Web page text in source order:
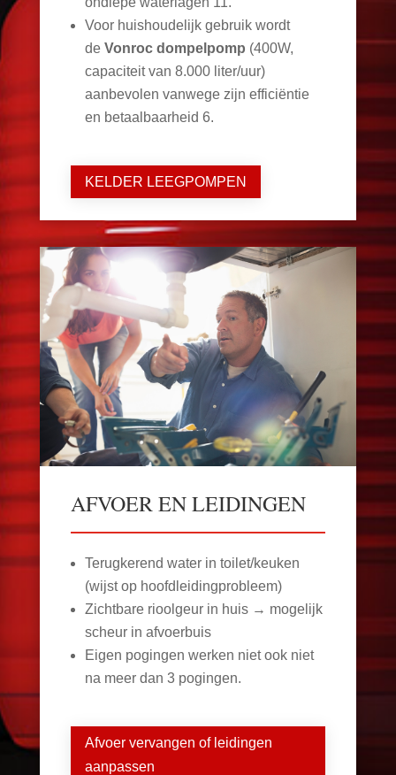
Voor huishoudelijk gebruik wordt
de Vonroc dompelpomp (400W,
capaciteit van 8.000 liter/uur)
aanbevolen vanwege zijn efficiëntie
en betaalbaarheid 6.
KELDER LEEGPOMPEN
AFVOER EN LEIDINGEN
Terugkerend water in toilet/keuken
(wijst op hoofdleidingprobleem)
Zichtbare rioolgeur in huis → mogelijk
scheur in afvoerbuis
Eigen pogingen werken niet ook niet
na meer dan 3 pogingen.
Afvoer vervangen of leidingen
aanpassen